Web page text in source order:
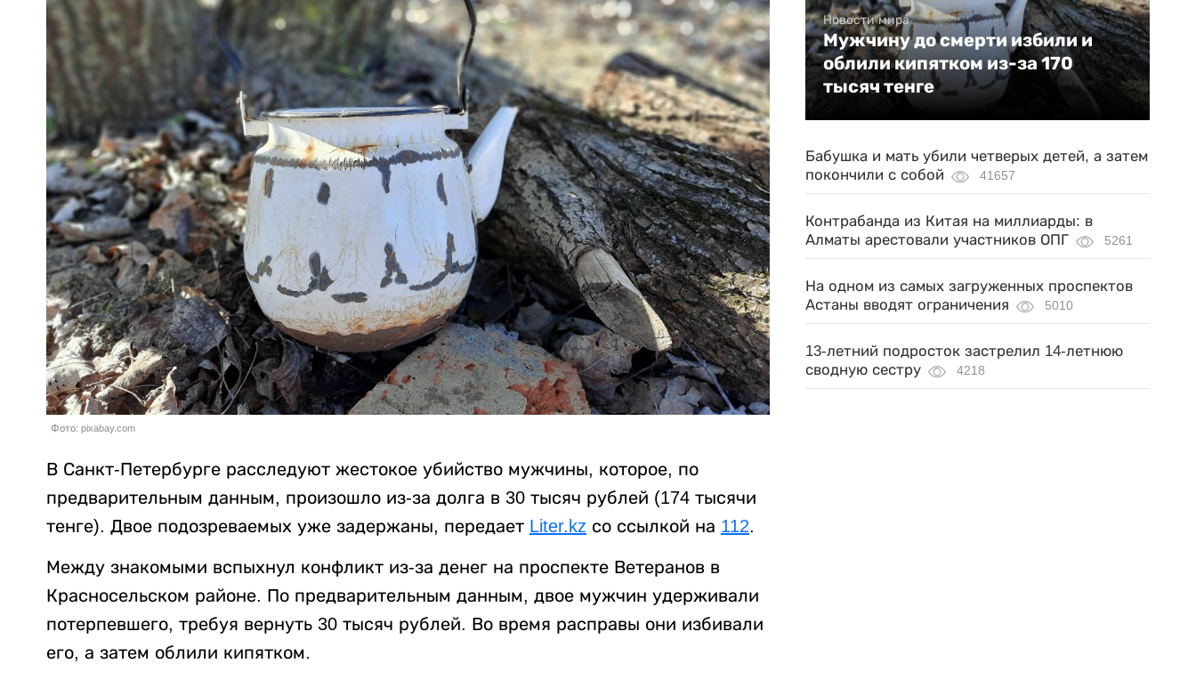
Фото: pixabay.com
В Санкт-Петербурге расследуют жестокое убийство мужчины, которое, по
предварительным данным, произошло из-за долга в 30 тысяч рублей (174 тысячи
тенге). Двое подозреваемых уже задержаны, передает Liter.kz со ссылкой на 112.
Между знакомыми вспыхнул конфликт из-за денег на проспекте Ветеранов в
Красносельском районе. По предварительным данным, двое мужчин удерживали
потерпевшего, требуя вернуть 30 тысяч рублей. Во время расправы они избивали
его, а затем облили кипятком.
Новости мира
Мужчину до смерти избили и
облили кипятком из-за 170
тысяч тенге
Бабушка и мать убили четверых детей, а затем
покончили с собой
41657
Контрабанда из Китая на миллиарды: в
Алматы арестовали участников ОПГ
5261
На одном из самых загруженных проспектов
Астаны вводят ограничения
5010
13-летний подросток застрелил 14-летнюю
сводную сестру
4218